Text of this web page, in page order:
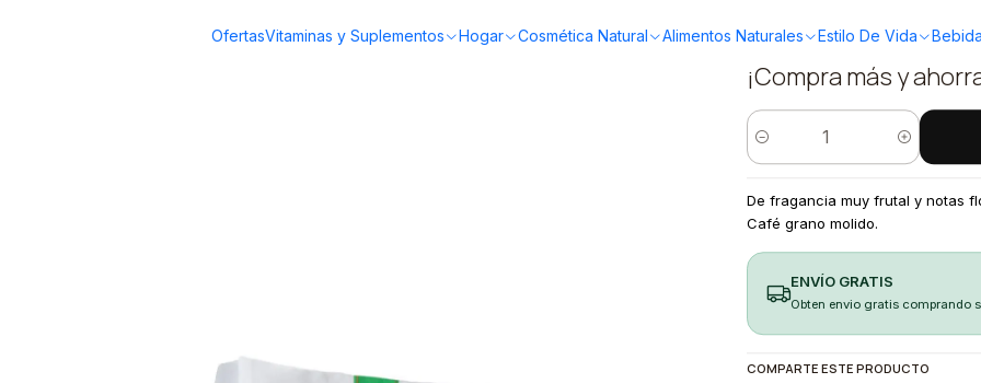
OfertasVitaminas y Suplementos Hogar Cosmética Natural Alimentos Naturales Estilo De Vida
molido
¡Compra más y
Cantidad
De fragancia muy frutal y notas
Café grano molido.
ENVÍO GRATIS
Obten envio gratis comprando
COMPARTE ESTE PRODUCTO